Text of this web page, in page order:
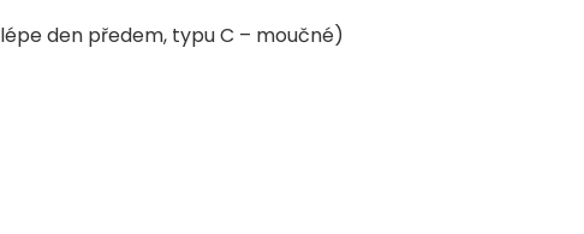
den předem, typu C – moučné)